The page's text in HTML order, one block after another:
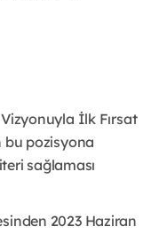
İlk Fırsat
bu pozisyona
sağlaması
2023 Haziran